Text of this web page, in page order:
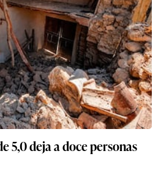
5,0 deja a doce personas